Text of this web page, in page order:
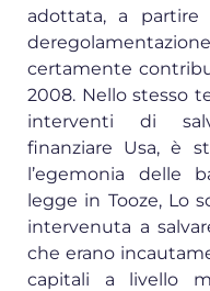
adottata, a
certamente
2008. Nello stesso
interventi di
finanziare Usa, è
l’egemonia delle
legge in Tooze, Lo
intervenuta a
che erano
capitali a livello